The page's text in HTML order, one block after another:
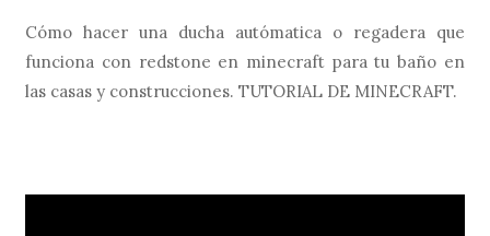
Cómo hacer una ducha autómatica o regadera que
funciona con redstone en minecraft para tu baño en
las casas y construcciones. TUTORIAL DE MINECRAFT.